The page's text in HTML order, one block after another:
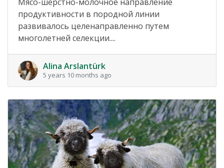
продуктивности в породной линии
развивалось целенаправленно путем
многолетней селекции....
Alina Arslantürk
5 years 10 months ago